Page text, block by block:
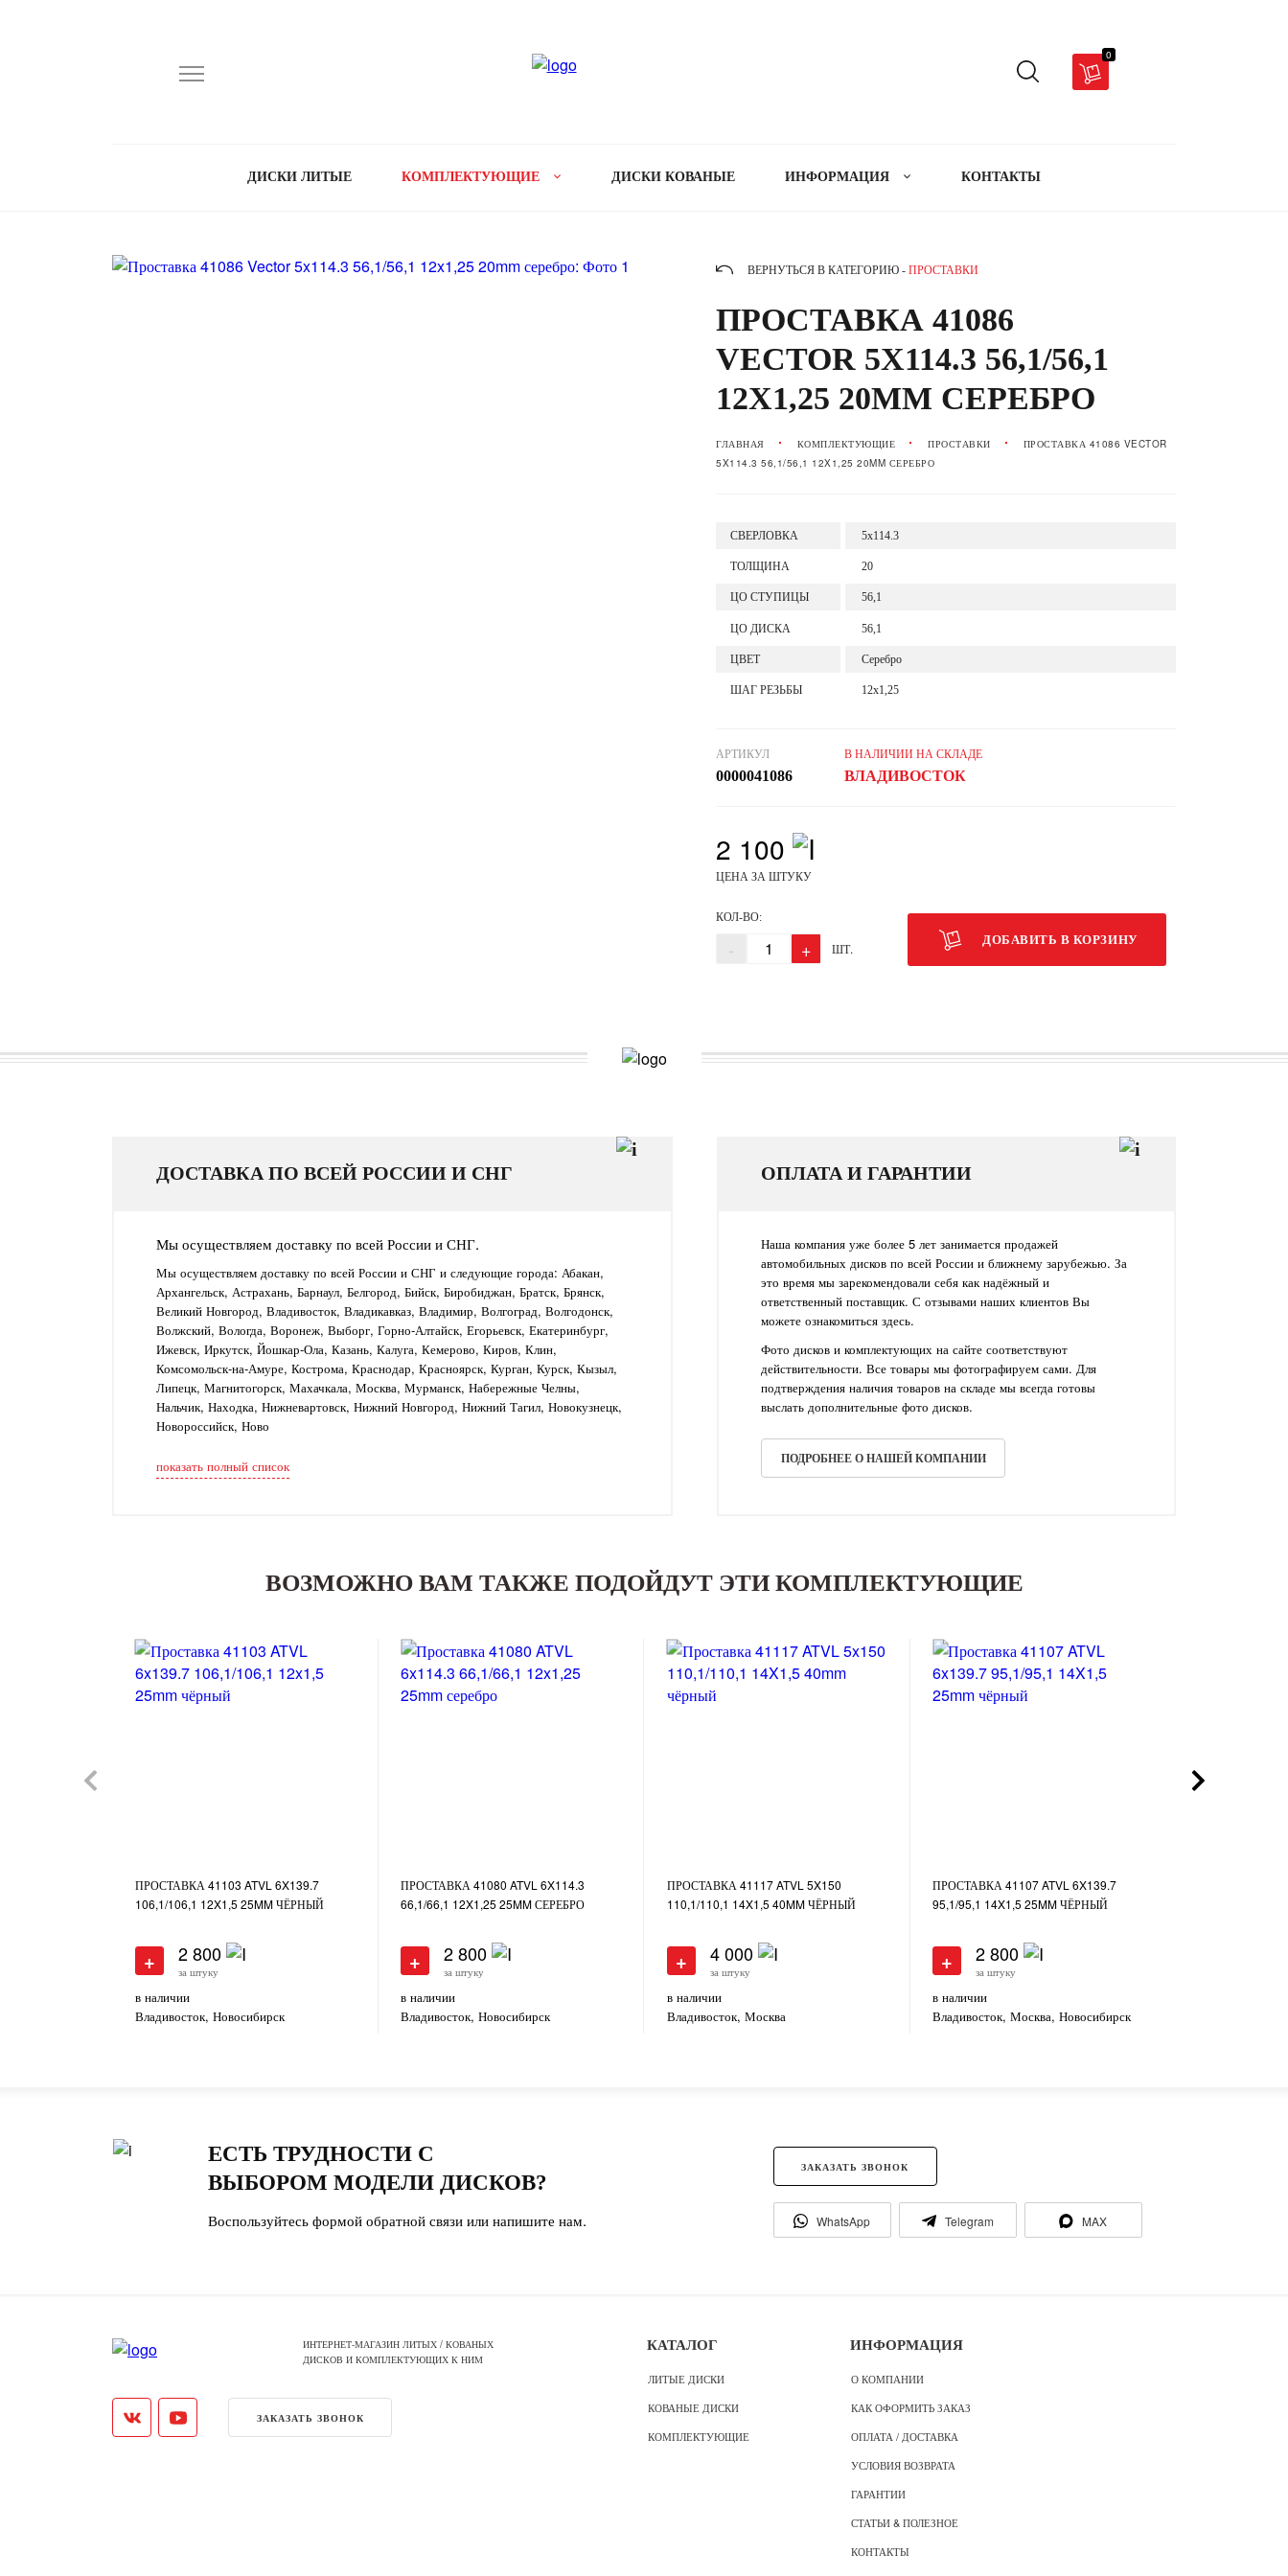
0
ДИСКИ ЛИТЫЕ КОМПЛЕКТУЮЩИЕ ДИСКИ КОВАНЫЕ ИНФОРМАЦИЯ КОНТАКТЫ
ВЕРНУТЬСЯ В КАТЕГОРИЮ - ПРОСТАВКИ
ПРОСТАВКА 41086
VECTOR 5X114.3 56,1/56,1
12X1,25 20MM СЕРЕБРО
ГЛАВНАЯ КОМПЛЕКТУЮЩИЕ ПРОСТАВКИ
ПРОСТАВКА 41086 VECTOR
5X114.3 56,1/56,1 12X1,25 20MM СЕРЕБРО
СВЕРЛОВКА 5x114.3
ТОЛЩИНА 20
ЦО СТУПИЦЫ 56,1
ЦО ДИСКА 56,1
ЦВЕТ Серебро
ШАГ РЕЗЬБЫ 12x1,25
АРТИКУЛ
0000041086
В НАЛИЧИИ НА СКЛАДЕ
ВЛАДИВОСТОК
2 100
ЦЕНА ЗА ШТУКУ
КОЛ-ВО:
- + ШТ.
ДОБАВИТЬ В КОРЗИНУ
ДОСТАВКА ПО ВСЕЙ РОССИИ И СНГ
Мы осуществляем доставку по всей России и СНГ.
Мы осуществляем доставку по всей России и СНГ и следующие города: Абакан,
Архангельск, Астрахань, Барнаул, Белгород, Бийск, Биробиджан, Братск, Брянск,
Великий Новгород, Владивосток, Владикавказ, Владимир, Волгоград, Волгодонск,
Волжский, Вологда, Воронеж, Выборг, Горно-Алтайск, Егорьевск, Екатеринбург,
Ижевск, Иркутск, Йошкар-Ола, Казань, Калуга, Кемерово, Киров, Клин,
Комсомольск-на-Амуре, Кострома, Краснодар, Красноярск, Курган, Курск, Кызыл,
Липецк, Магнитогорск, Махачкала, Москва, Мурманск, Набережные Челны,
Нальчик, Находка, Нижневартовск, Нижний Новгород, Нижний Тагил, Новокузнецк,
Новороссийск, Ново
показать полный список
ОПЛАТА И ГАРАНТИИ
Наша компания уже более 5 лет занимается продажей
автомобильных дисков по всей России и ближнему зарубежью. За
это время мы зарекомендовали себя как надёжный и
ответственный поставщик. С отзывами наших клиентов Вы
можете ознакомиться здесь.
Фото дисков и комплектующих на сайте соответствуют
действительности. Все товары мы фотографируем сами. Для
подтверждения наличия товаров на складе мы всегда готовы
выслать дополнительные фото дисков.
ПОДРОБНЕЕ О НАШЕЙ КОМПАНИИ
ВОЗМОЖНО ВАМ ТАКЖЕ ПОДОЙДУТ ЭТИ КОМПЛЕКТУЮЩИЕ
ПРОСТАВКА 41103 ATVL 6X139.7
106,1/106,1 12X1,5 25MM ЧЁРНЫЙ
+ 2 800
за штуку
в наличии
Владивосток, Новосибирск
ПРОСТАВКА 41080 ATVL 6X114.3
66,1/66,1 12X1,25 25MM СЕРЕБРО
+ 2 800
за штуку
в наличии
Владивосток, Новосибирск
ПРОСТАВКА 41117 ATVL 5X150
110,1/110,1 14X1,5 40MM ЧЁРНЫЙ
+ 4 000
за штуку
в наличии
Владивосток, Москва
ПРОСТАВКА 41107 ATVL 6X139.7
95,1/95,1 14X1,5 25MM ЧЁРНЫЙ
+ 2 800
за штуку
в наличии
Владивосток, Москва, Новосибирск
ЕСТЬ ТРУДНОСТИ С
ВЫБОРОМ МОДЕЛИ ДИСКОВ?
Воспользуйтесь формой обратной связи или напишите нам.
ЗАКАЗАТЬ ЗВОНОК
WhatsApp Telegram MAX
ИНТЕРНЕТ-МАГАЗИН ЛИТЫХ / КОВАНЫХ
ДИСКОВ И КОМПЛЕКТУЮЩИХ К НИМ
ЗАКАЗАТЬ ЗВОНОК
КАТАЛОГ
ЛИТЫЕ ДИСКИ
КОВАНЫЕ ДИСКИ
КОМПЛЕКТУЮЩИЕ
ИНФОРМАЦИЯ
О КОМПАНИИ
КАК ОФОРМИТЬ ЗАКАЗ
ОПЛАТА / ДОСТАВКА
УСЛОВИЯ ВОЗВРАТА
ГАРАНТИИ
СТАТЬИ & ПОЛЕЗНОЕ
КОНТАКТЫ